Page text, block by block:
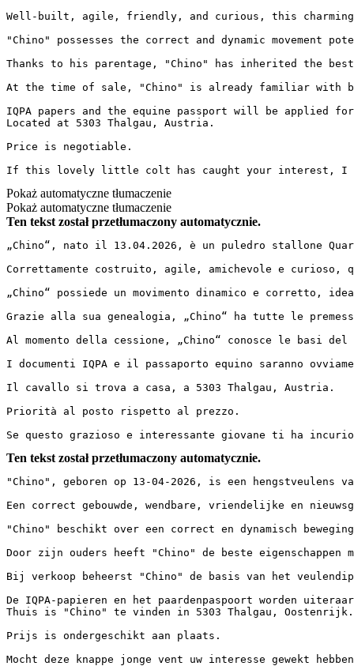
Well-built, agile, friendly, and curious, this
"Chino" possesses the correct and dynamic
Thanks to his parentage, "Chino" has inherited the
At the time of sale, "Chino" is already familiar with
IQPA papers and the equine passport will be applied
Located at 5303 Thalgau, Austria.
Price is negotiable.
If this lovely little colt has caught your interest, I
Pokaż automatyczne tłumaczenie
Pokaż automatyczne tłumaczenie
Ten tekst został przetłumaczony automatycznie.
„Chino“, nato il 13.04.2026, è un puledro stallone
Correttamente costruito, agile, amichevole e curioso,
„Chino“ possiede un movimento dinamico e
Grazie alla sua genealogia, „Chino“ ha tutte le
Al momento della cessione, „Chino“ conosce le
I documenti IQPA e il passaporto equino saranno
Il cavallo si trova a casa, a 5303 Thalgau, Austria.
Priorità al posto rispetto al prezzo.
Se questo grazioso e interessante giovane ti ha
Ten tekst został przetłumaczony automatycznie.
"Chino", geboren op 13-04-2026, is een
Een correct gebouwde, wendbare, vriendelijke en
"Chino" beschikt over een correct en dynamisch
Door zijn ouders heeft "Chino" de beste
Bij verkoop beheerst "Chino" de basis van het
De IQPA-papieren en het paardenpaspoort worden
Thuis is "Chino" te vinden in 5303 Thalgau, Oostenrijk.
Prijs is ondergeschikt aan plaats.
Mocht deze knappe jonge vent uw interesse gewekt